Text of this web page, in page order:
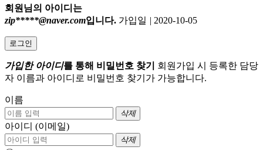
회원님의 아이디는
zip*****@naver.com입니다. 가입일 | 2020-10-05
로그인
가입한 아이디를 통해 비밀번호 찾기
회원가입 시 등록한 담당
자 이름과 아이디로 비밀번호 찾기가 가능합니다.
이름
삭제
아이디 (이메일)
삭제